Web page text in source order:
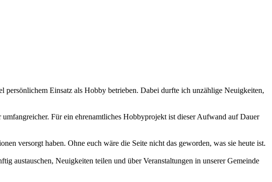
persönlichem Einsatz als Hobby betrieben. Dabei durfte ich unzählige Neuigkeiten,
Für ein ehrenamtliches Hobbyprojekt ist dieser Aufwand auf Dauer
versorgt haben. Ohne euch wäre die Seite nicht das geworden, was sie heute ist.
austauschen, Neuigkeiten teilen und über Veranstaltungen in unserer Gemeinde